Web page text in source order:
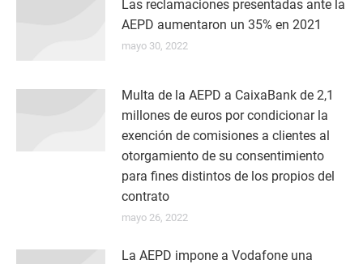
Las reclamaciones presentadas ante la
AEPD aumentaron un 35% en 2021
mayo 30, 2022
Multa de la AEPD a CaixaBank de 2,1
millones de euros por condicionar la
exención de comisiones a clientes al
otorgamiento de su consentimiento
para fines distintos de los propios del
contrato
mayo 26, 2022
La AEPD impone a Vodafone una